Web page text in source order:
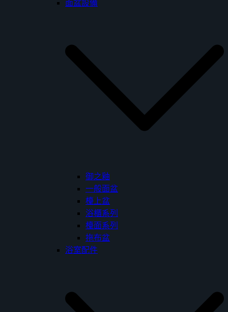
面盆設備
御之釉
一般面盆
檯上盆
浴櫃系列
檯面系列
拖布盆
浴室配件